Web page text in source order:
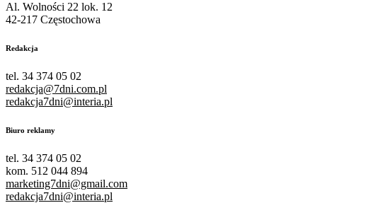
Al. Wolności 22 lok. 12
42-217 Częstochowa
Redakcja
tel. 34 374 05 02
redakcja@7dni.com.pl
redakcja7dni@interia.pl
Biuro reklamy
tel. 34 374 05 02
kom. 512 044 894
marketing7dni@gmail.com
redakcja7dni@interia.pl